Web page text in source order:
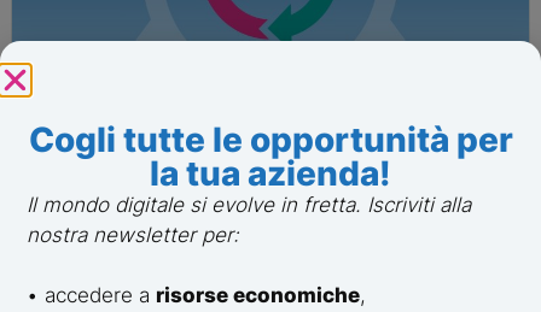
Nicola Mondinelli
Cos’è il Business Process
Reengineering e come migliora le
PMI
Business development
Cogli tutte le opportunità per
la tua azienda!
Il mondo digitale si evolve in fretta. Iscriviti alla
nostra newsletter per:
• accedere a risorse economiche,